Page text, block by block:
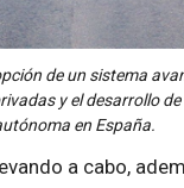
de un sistema
y el desarrollo
en España.
a cabo,